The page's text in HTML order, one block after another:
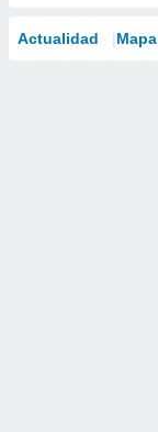
Actualidad